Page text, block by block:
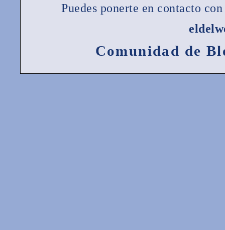
Puedes ponerte en contacto
Comunidad de